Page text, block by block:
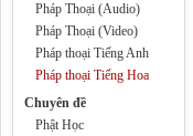
Pháp Thoại (Audio)
Pháp Thoại (Video)
Pháp thoại Tiếng Anh
Pháp thoại Tiếng Hoa
Chuyên đề
Phật Học